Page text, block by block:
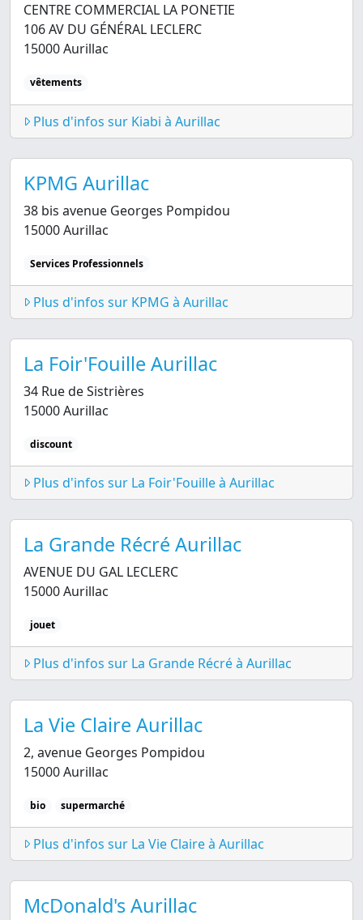
CENTRE COMMERCIAL LA PONETIE
106 AV DU GÉNÉRAL LECLERC
15000 Aurillac
vêtements
Plus d'infos sur Kiabi à Aurillac
KPMG Aurillac
38 bis avenue Georges Pompidou
15000 Aurillac
Services Professionnels
Plus d'infos sur KPMG à Aurillac
La Foir'Fouille Aurillac
34 Rue de Sistrières
15000 Aurillac
discount
Plus d'infos sur La Foir'Fouille à Aurillac
La Grande Récré Aurillac
AVENUE DU GAL LECLERC
15000 Aurillac
jouet
Plus d'infos sur La Grande Récré à Aurillac
La Vie Claire Aurillac
2, avenue Georges Pompidou
15000 Aurillac
bio supermarché
Plus d'infos sur La Vie Claire à Aurillac
McDonald's Aurillac